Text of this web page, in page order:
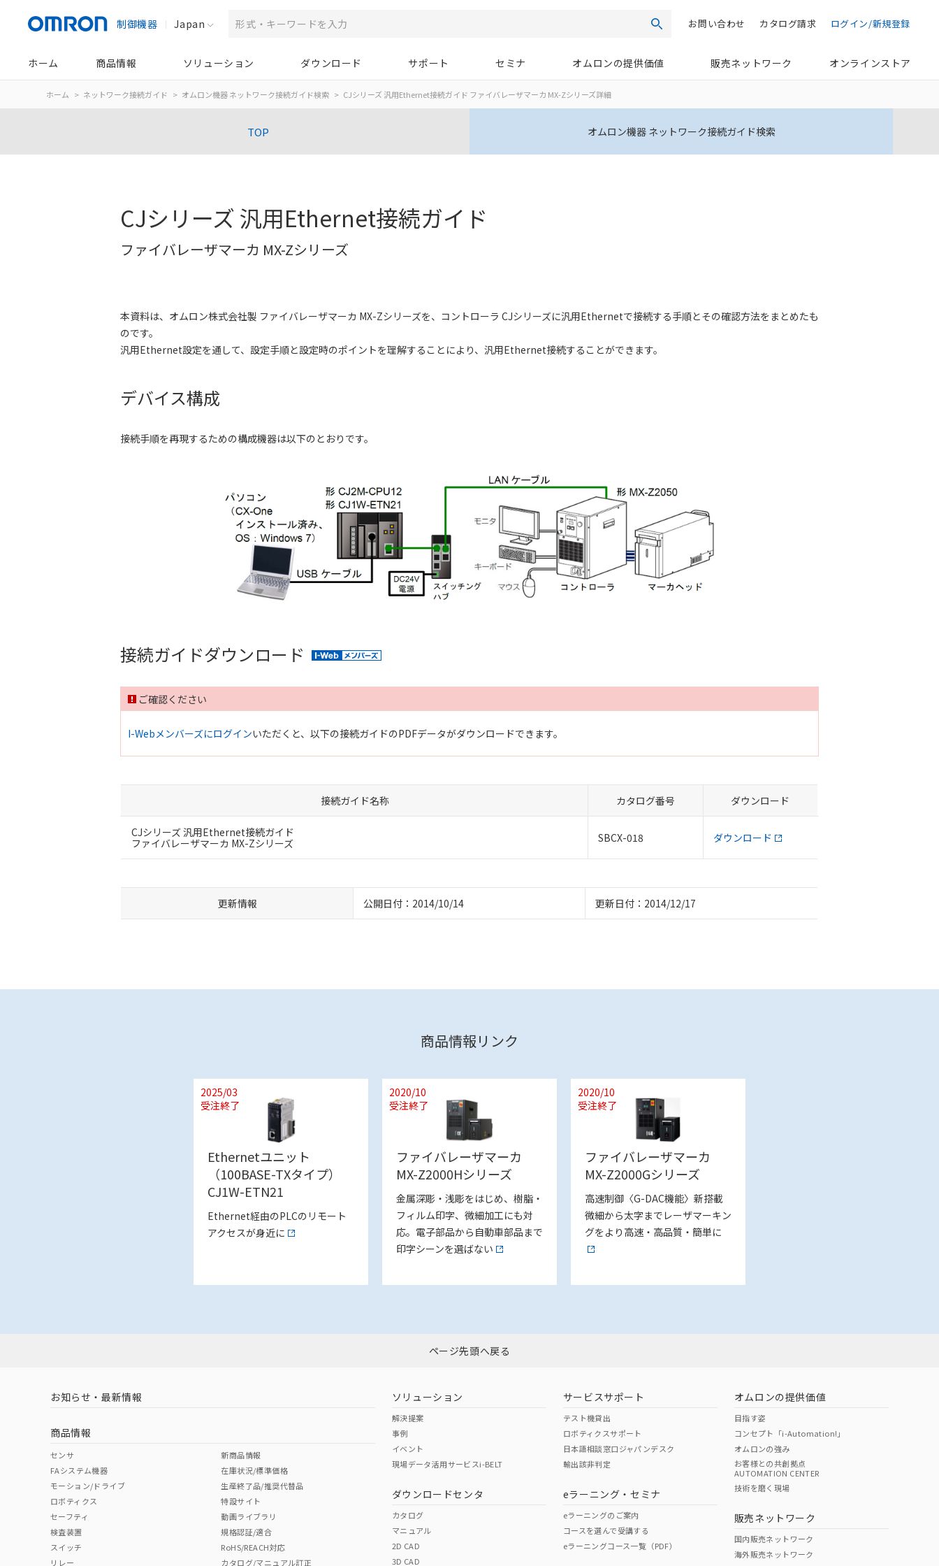
制御機器 Japan 検索 ログイン/新規登録
カタログ請求
お問い合わせ
ホーム 商品情報 ソリューション ダウンロード サポート セミナ オムロンの提供価値 販売ネットワーク オンラインストア
ホーム ネットワーク接続ガイド オムロン機器 ネットワーク接続ガイド検索 CJシリーズ 汎用Ethernet接続ガイド ファイバレーザマーカ MX-Zシリーズ詳細
TOP オムロン機器 ネットワーク接続ガイド検索
CJシリーズ 汎用Ethernet接続ガイド
ファイバレーザマーカ MX-Zシリーズ
本資料は、オムロン株式会社製 ファイバレーザマーカ MX-Zシリーズを、コントローラ CJシリーズに汎用Ethernetで接続する手順とその確認方法をまとめたも
のです。
汎用Ethernet設定を通して、設定手順と設定時のポイントを理解することにより、汎用Ethernet接続することができます。
デバイス構成
接続手順を再現するための構成機器は以下のとおりです。
接続ガイドダウンロード
ご確認ください
I-Webメンバーズにログインいただくと、以下の接続ガイドのPDFデータがダウンロードできます。
接続ガイド名称 カタログ番号 ダウンロード
CJシリーズ 汎用Ethernet接続ガイド
ファイバレーザマーカ MX-Zシリーズ
SBCX-018 ダウンロード
更新情報 公開日付：2014/10/14 更新日付：2014/12/17
商品情報リンク
Ethernetユニット
（100BASE-TXタイプ）
CJ1W-ETN21
2025/03
受注終了
Ethernet経由のPLCのリモート
アクセスが身近に
ファイバレーザマーカ
MX-Z2000Hシリーズ
2020/10
受注終了
金属深彫・浅彫をはじめ、樹脂・
フィルム印字、微細加工にも対
応。電子部品から自動車部品まで
印字シーンを選ばない
ファイバレーザマーカ
MX-Z2000Gシリーズ
2020/10
受注終了
高速制御〈G-DAC機能〉新搭載
微細から太字までレーザマーキン
グをより高速・高品質・簡単に
ページ先頭へ戻る
お知らせ・最新情報
商品情報
センサ
FAシステム機器
モーション/ドライブ
ロボティクス
セーフティ
検査装置
スイッチ
リレー
新商品情報
在庫状況/標準価格
生産終了品/推奨代替品
特設サイト
動画ライブラリ
規格認証/適合
RoHS/REACH対応
カタログ/マニュアル訂正
ソリューション
解決提案
事例
イベント
現場データ活用サービスi-BELT
ダウンロードセンタ
カタログ
マニュアル
2D CAD
3D CAD
サービスサポート
テスト機貸出
ロボティクスサポート
日本語相談窓口ジャパンデスク
輸出該非判定
eラーニング・セミナ
eラーニングのご案内
コースを選んで受講する
eラーニングコース一覧（PDF）
オムロンの提供価値
目指す姿
コンセプト「i-Automation!」
オムロンの強み
お客様との共創拠点
AUTOMATION CENTER
技術を磨く現場
販売ネットワーク
国内販売ネットワーク
海外販売ネットワーク